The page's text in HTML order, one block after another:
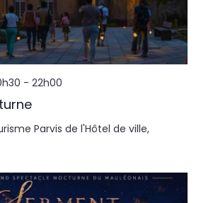
- 22h00
Parvis de l'Hôtel de ville,